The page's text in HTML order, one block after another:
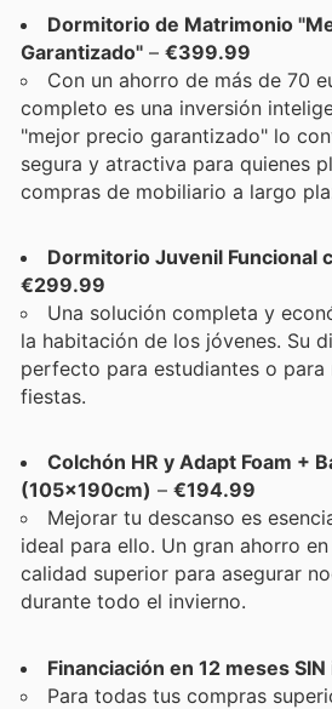
Dormitorio de Matrimonio
Garantizado" – €399.99
Con un ahorro de más de 70
completo es una inversión
"mejor precio garantizado" lo
segura y atractiva para quienes
compras de mobiliario a largo
Dormitorio Juvenil Funcional
€299.99
Una solución completa y
la habitación de los jóvenes. Su
perfecto para estudiantes o para
fiestas.
Colchón HR y Adapt Foam +
(105x190cm) – €194.99
Mejorar tu descanso es
ideal para ello. Un gran ahorro
calidad superior para asegurar
durante todo el invierno.
Financiación en 12 meses
Para todas tus compras